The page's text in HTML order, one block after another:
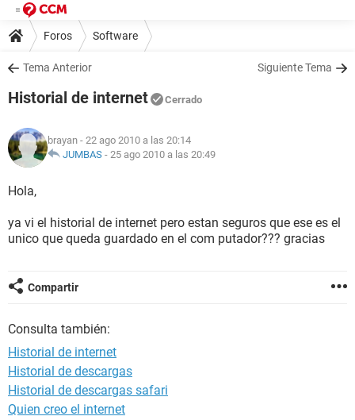
Foros Software
Tema Anterior Siguiente Tema
Historial de internet Cerrado
brayan - 22 ago 2010 a las 20:14
JUMBAS - 25 ago 2010 a las 20:49
Hola,
ya vi el historial de internet pero estan seguros que ese es el
unico que queda guardado en el com putador??? gracias
Compartir
Consulta también:
Historial de internet
Historial de descargas
Historial de descargas safari
Quien creo el internet